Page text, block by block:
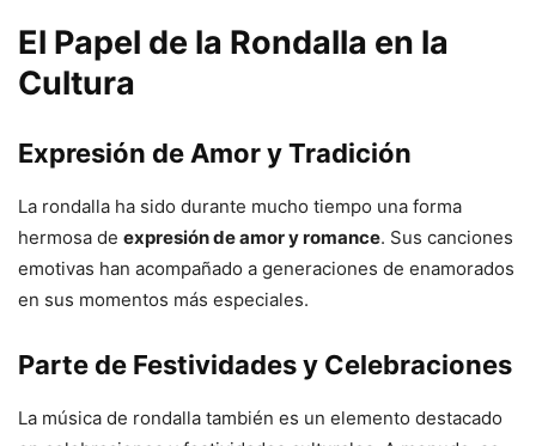
El Papel de la Rondalla en la
Cultura
Expresión de Amor y Tradición
La rondalla ha sido durante mucho tiempo una forma
hermosa de expresión de amor y romance. Sus canciones
emotivas han acompañado a generaciones de enamorados
en sus momentos más especiales.
Parte de Festividades y Celebraciones
La música de rondalla también es un elemento destacado